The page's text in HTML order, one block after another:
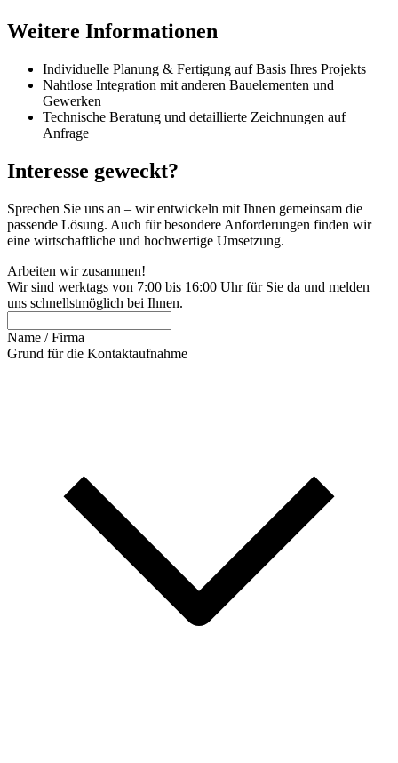
Weitere Informationen
Individuelle Planung & Fertigung auf Basis Ihres Projekts
Nahtlose Integration mit anderen Bauelementen und
Gewerken
Technische Beratung und detaillierte Zeichnungen auf
Anfrage
Interesse geweckt?
Sprechen Sie uns an – wir entwickeln mit Ihnen gemeinsam die
passende Lösung. Auch für besondere Anforderungen finden wir
eine wirtschaftliche und hochwertige Umsetzung.
Arbeiten wir zusammen!
Wir sind werktags von 7:00 bis 16:00 Uhr für Sie da und melden
uns schnellstmöglich bei Ihnen.
Name / Firma
Grund für die Kontaktaufnahme